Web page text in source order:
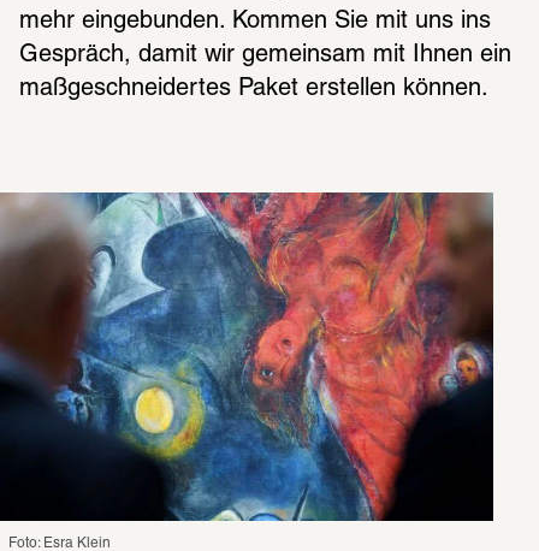
mehr eingebunden. Kommen Sie mit uns ins
Gespräch, damit wir gemeinsam mit Ihnen ein
maßgeschneidertes Paket erstellen können.
Foto: Esra Klein